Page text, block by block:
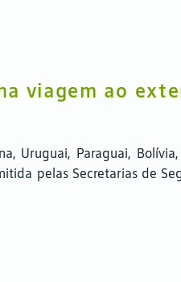
viagem ao
Uruguai, Paraguai,
pelas Secretarias de